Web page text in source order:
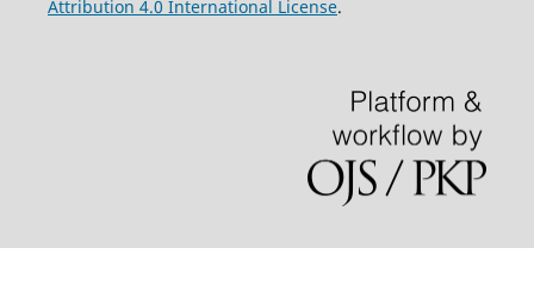
Attribution 4.0 International License.